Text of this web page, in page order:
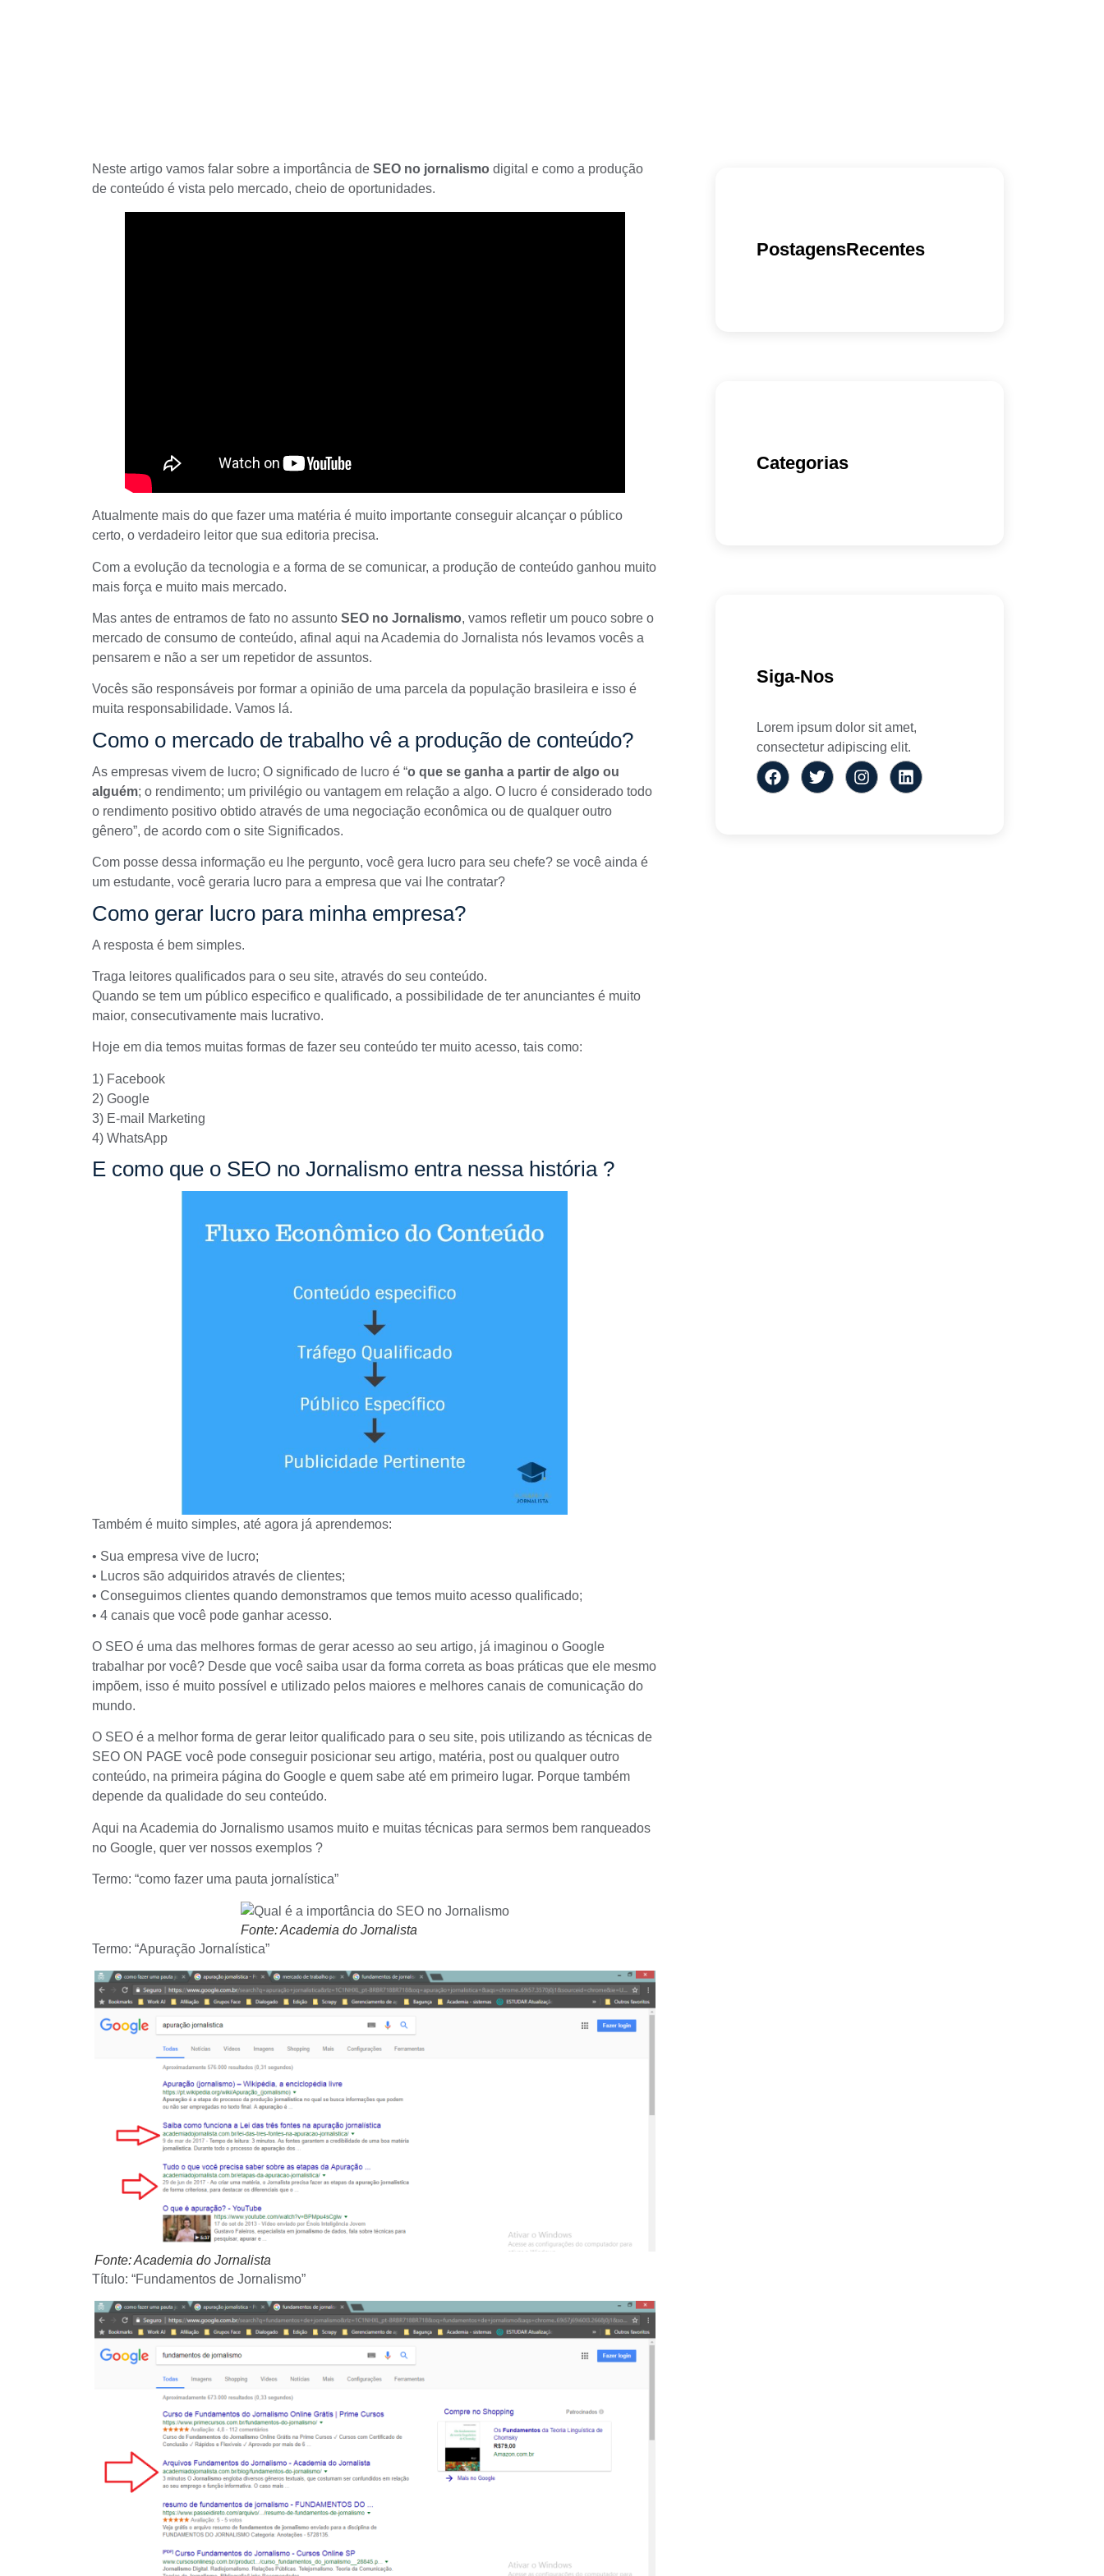
Neste artigo vamos falar sobre a importância de SEO no jornalismo digital e como a produção
de conteúdo é vista pelo mercado, cheio de oportunidades.
Atualmente mais do que fazer uma matéria é muito importante conseguir alcançar o público
certo, o verdadeiro leitor que sua editoria precisa.
Com a evolução da tecnologia e a forma de se comunicar, a produção de conteúdo ganhou muito
mais força e muito mais mercado.
Mas antes de entramos de fato no assunto SEO no Jornalismo, vamos refletir um pouco sobre o
mercado de consumo de conteúdo, afinal aqui na Academia do Jornalista nós levamos vocês a
pensarem e não a ser um repetidor de assuntos.
Vocês são responsáveis por formar a opinião de uma parcela da população brasileira e isso é
muita responsabilidade. Vamos lá.
Como o mercado de trabalho vê a produção de conteúdo?
As empresas vivem de lucro; O significado de lucro é “o que se ganha a partir de algo ou
alguém; o rendimento; um privilégio ou vantagem em relação a algo. O lucro é considerado todo
o rendimento positivo obtido através de uma negociação econômica ou de qualquer outro
gênero”, de acordo com o site Significados.
Com posse dessa informação eu lhe pergunto, você gera lucro para seu chefe? se você ainda é
um estudante, você geraria lucro para a empresa que vai lhe contratar?
Como gerar lucro para minha empresa?
A resposta é bem simples.
Traga leitores qualificados para o seu site, através do seu conteúdo.
Quando se tem um público especifico e qualificado, a possibilidade de ter anunciantes é muito
maior, consecutivamente mais lucrativo.
Hoje em dia temos muitas formas de fazer seu conteúdo ter muito acesso, tais como:
1) Facebook
2) Google
3) E-mail Marketing
4) WhatsApp
E como que o SEO no Jornalismo entra nessa história ?
Também é muito simples, até agora já aprendemos:
• Sua empresa vive de lucro;
• Lucros são adquiridos através de clientes;
• Conseguimos clientes quando demonstramos que temos muito acesso qualificado;
• 4 canais que você pode ganhar acesso.
O SEO é uma das melhores formas de gerar acesso ao seu artigo, já imaginou o Google
trabalhar por você? Desde que você saiba usar da forma correta as boas práticas que ele mesmo
impõem, isso é muito possível e utilizado pelos maiores e melhores canais de comunicação do
mundo.
O SEO é a melhor forma de gerar leitor qualificado para o seu site, pois utilizando as técnicas de
SEO ON PAGE você pode conseguir posicionar seu artigo, matéria, post ou qualquer outro
conteúdo, na primeira página do Google e quem sabe até em primeiro lugar. Porque também
depende da qualidade do seu conteúdo.
Aqui na Academia do Jornalismo usamos muito e muitas técnicas para sermos bem ranqueados
no Google, quer ver nossos exemplos ?
Termo: “como fazer uma pauta jornalística”
Fonte: Academia do Jornalista
Termo: “Apuração Jornalística”
Fonte: Academia do Jornalista
Título: “Fundamentos de Jornalismo”
PostagensRecentes
Categorias
Siga-Nos
Lorem ipsum dolor sit amet,
consectetur adipiscing elit.